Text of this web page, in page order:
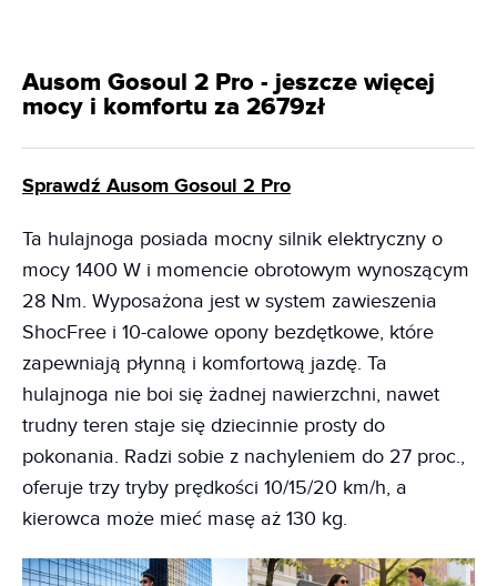
Ausom Gosoul 2 Pro - jeszcze więcej
mocy i komfortu za 2679zł
Sprawdź Ausom Gosoul 2 Pro
Ta hulajnoga posiada mocny silnik elektryczny o
mocy 1400 W i momencie obrotowym wynoszącym
28 Nm. Wyposażona jest w system zawieszenia
ShocFree i 10-calowe opony bezdętkowe, które
zapewniają płynną i komfortową jazdę. Ta
hulajnoga nie boi się żadnej nawierzchni, nawet
trudny teren staje się dziecinnie prosty do
pokonania. Radzi sobie z nachyleniem do 27 proc.,
oferuje trzy tryby prędkości 10/15/20 km/h, a
kierowca może mieć masę aż 130 kg.